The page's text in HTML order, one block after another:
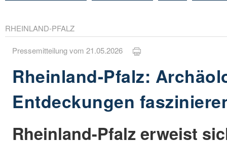
RHEINLAND-PFALZ
Pressemitteilung vom 21.05.2026
Rheinland-Pfalz:
Entdeckungen
Rheinland-Pfalz erweist